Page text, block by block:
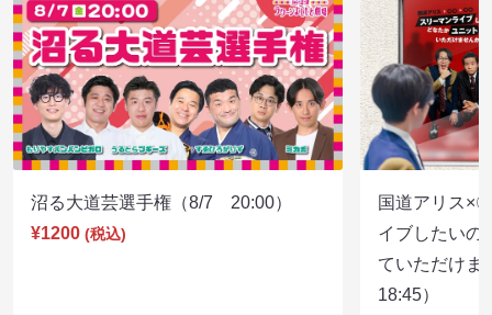
沼る大道芸選手権（8/7 20:00）
¥1200 (税込)
国道アリス×
イブしたいの
ていただけ
18:45）